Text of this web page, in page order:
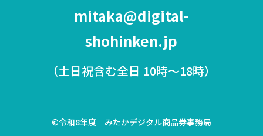
mitaka@digital-
shohinken.jp
（土日祝含む全日 10時〜18時）
©令和8年度 みたかデジタル商品券事務局